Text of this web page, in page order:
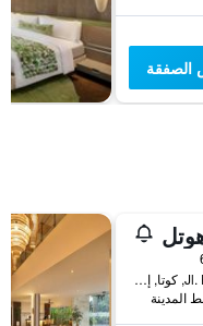
Jl. Puri Grenceng 46, كوتا, إندونيسيا